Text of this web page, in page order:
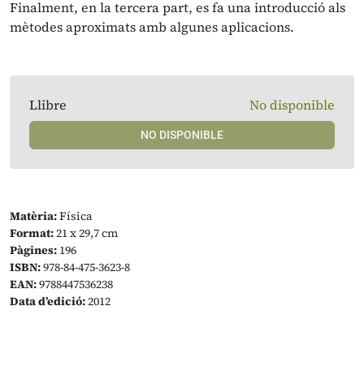
Finalment, en la tercera part, es fa una introducció als
mètodes aproximats amb algunes aplicacions.
Matèria:Física
Format:21 x 29,7 cm
Pàgines: 196
ISBN:978-84-475-3623-8
EAN:9788447536238
Data d’edició:2012
Llibre No disponible
NO DISPONIBLE